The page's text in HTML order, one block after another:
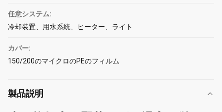
任意システム:
冷却装置、用水系統、ヒーター、ライト
カバー:
150/200のマイクロのPEのフィルム
製品説明